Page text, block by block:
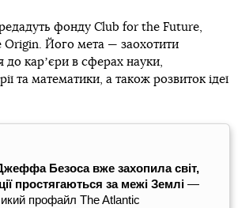
фонду Club for the Future,
Origin. Його мета — заохотити
до карʼєри в сферах науки,
та математики, а також розвиток ідеї
Безоса вже захопила світ,
простягаються за межі Землі —
профайл The Atlantic